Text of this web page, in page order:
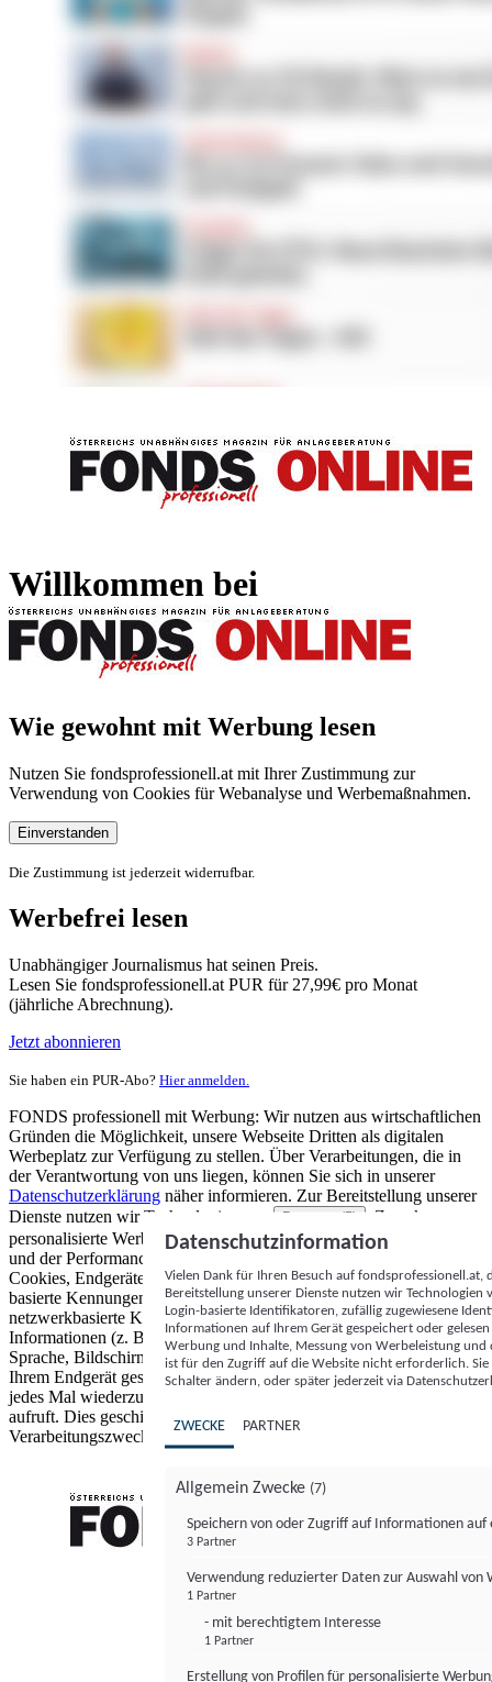
Willkommen bei
Wie gewohnt mit Werbung lesen
Nutzen Sie fondsprofessionell.at mit Ihrer Zustimmung zur
Verwendung von Cookies für Webanalyse und Werbemaßnahmen.
Einverstanden
Die Zustimmung ist jederzeit widerrufbar.
Werbefrei lesen
Unabhängiger Journalismus hat seinen Preis.
Lesen Sie fondsprofessionell.at PUR für 27,99€ pro Monat
(jährliche Abrechnung).
Jetzt abonnieren
Sie haben ein PUR-Abo? Hier anmelden.
FONDS professionell mit Werbung: Wir nutzen aus wirtschaftlichen
Gründen die Möglichkeit, unsere Webseite Dritten als digitalen
Werbeplatz zur Verfügung zu stellen. Über Verarbeitungen, die in
der Verantwortung von uns liegen, können Sie sich in unserer
Datenschutzerklärung näher informieren. Zur Bereitstellung unserer
Dienste nutzen wir Technologien von
Partnern (5)
. Zwecke:
personalisierte Werbung und Inhalte, Messung von Werbeleistung
und der Performance von Inhalten sowie Zielgruppenforschung.
Cookies, Endgeräte- oder ähnliche Online-Kennungen (z. B. login-
basierte Kennungen, zufällig generierte Kennungen,
netzwerkbasierte Kennungen) können zusammen mit anderen
Informationen (z. B. Browsertyp und Browserinformationen,
Sprache, Bildschirmgröße, unterstützte Technologien usw.) auf
Ihrem Endgerät gespeichert oder von dort ausgelesen werden, um es
jedes Mal wiederzuerkennen, wenn es eine App oder einer Webseite
aufruft. Dies geschieht für einen oder mehrere der hier aufgeführten
Verarbeitungszwecke.
Datenschutzinformation
Vielen Dank für Ihren Besuch auf
Bereitstellung unserer Dienste nutzen wir Technologien
Login-basierte Identifikatoren, zufällig zugewiesene
Informationen auf Ihrem Gerät gespeichert oder
Werbung und Inhalte, Messung von Werbeleistung
ist für den Zugriff auf die Website nicht erforderlich.
Schalter ändern, oder später jederzeit via
ZWECKE PARTNER
Allgemein Zwecke (7)
Speichern von oder Zugriff auf Informationen auf
3 Partner
Verwendung reduzierter Daten zur Auswahl von
1 Partner
- mit berechtigtem Interesse
1 Partner
Erstellung von Profilen für personalisierte
FONDS professionell